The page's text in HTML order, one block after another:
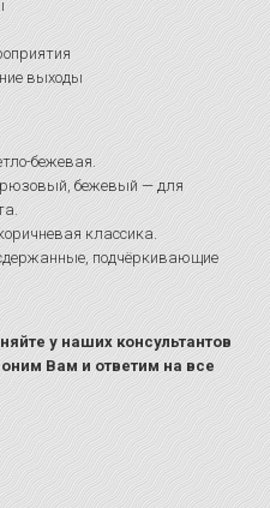
выходы
бежевая.
бежевый — для
классика.
подчёркивающие
у наших консультантов
Вам и ответим на все